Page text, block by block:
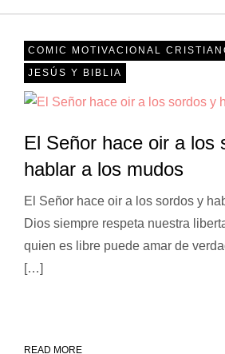
COMIC MOTIVACIONAL
JESÚS Y BIBLIA
El Señor hace oir a los
hablar a los mudos
El Señor hace oir a los sordos y
Dios siempre respeta nuestra
quien es libre puede amar de
[…]
READ MORE